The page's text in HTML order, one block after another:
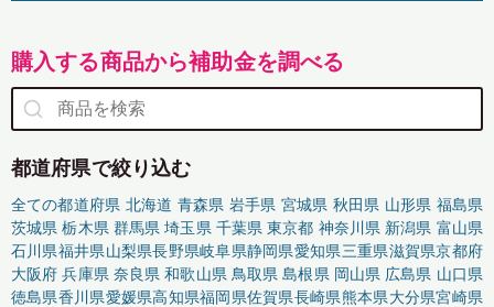
購入する商品から補助金を調べる
都道府県で絞り込む
全ての都道府県 北海道 青森県 岩手県 宮城県 秋田県 山形県 福島県
茨城県 栃木県 群馬県 埼玉県 千葉県 東京都 神奈川県 新潟県 富山県
石川県福井県山梨県長野県岐阜県静岡県愛知県三重県滋賀県京都府
大阪府 兵庫県 奈良県 和歌山県 鳥取県 島根県 岡山県 広島県 山口県
徳島県香川県愛媛県高知県福岡県佐賀県長崎県熊本県大分県宮崎県